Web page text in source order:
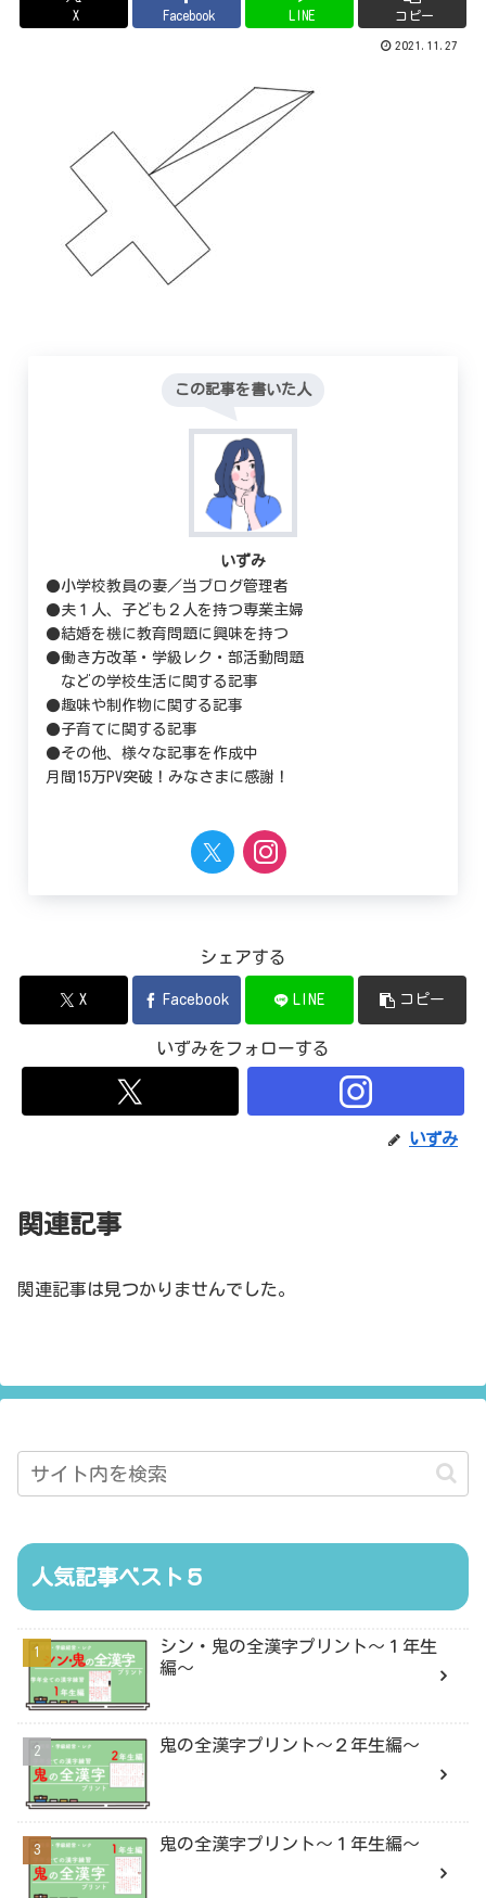
X Facebook LINE コピー
2021.11.27
この記事を書いた人
いずみ
●小学校教員の妻／当ブログ管理者
●夫１人、子ども２人を持つ専業主婦
●結婚を機に教育問題に興味を持つ
●働き方改革・学級レク・部活動問題
などの学校生活に関する記事
●趣味や制作物に関する記事
●子育てに関する記事
●その他、様々な記事を作成中
月間15万PV突破！みなさまに感謝！
シェアする
X Facebook LINE コピー
いずみをフォローする
いずみ
関連記事
関連記事は見つかりませんでした。
人気記事ベスト５
シン・鬼の全漢字プリント〜１年生
編〜
鬼の全漢字プリント〜２年生編〜
鬼の全漢字プリント〜１年生編〜